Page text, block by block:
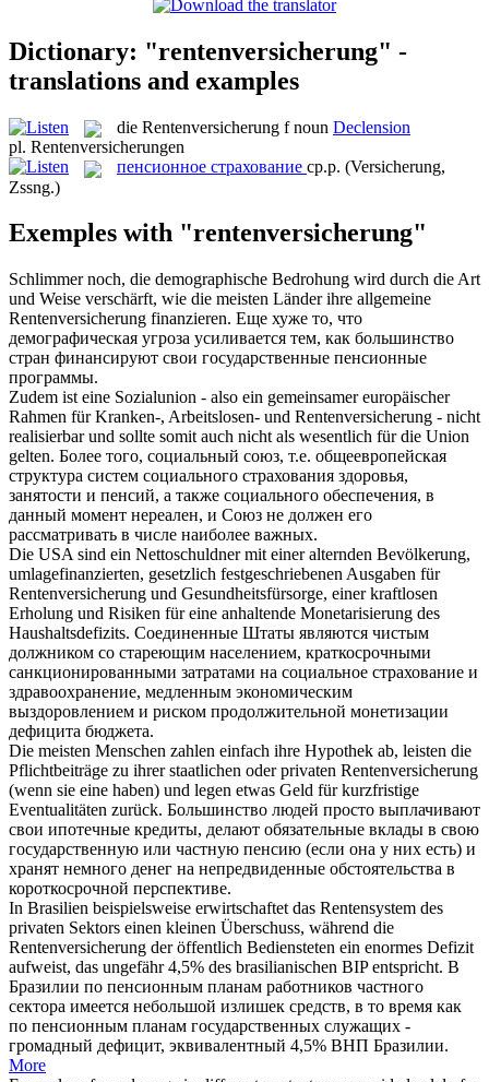
Dictionary: "rentenversicherung" -
translations and examples
die Rentenversicherung f noun Declension
pl. Rentenversicherungen
пенсионное страхование ср.р. (Versicherung,
Zssng.)
Exemples with "rentenversicherung"
Schlimmer noch, die demographische Bedrohung wird durch die Art
und Weise verschärft, wie die meisten Länder ihre allgemeine
Rentenversicherung finanzieren. Еще хуже то, что
демографическая угроза усиливается тем, как большинство
стран финансируют свои государственные пенсионные
программы.
Zudem ist eine Sozialunion - also ein gemeinsamer europäischer
Rahmen für Kranken-, Arbeitslosen- und Rentenversicherung - nicht
realisierbar und sollte somit auch nicht als wesentlich für die Union
gelten. Более того, социальный союз, т.е. общеевропейская
структура систем социального страхования здоровья,
занятости и пенсий, а также социального обеспечения, в
данный момент нереален, и Союз не должен его
рассматривать в числе наиболее важных.
Die USA sind ein Nettoschuldner mit einer alternden Bevölkerung,
umlagefinanzierten, gesetzlich festgeschriebenen Ausgaben für
Rentenversicherung und Gesundheitsfürsorge, einer kraftlosen
Erholung und Risiken für eine anhaltende Monetarisierung des
Haushaltsdefizits. Соединенные Штаты являются чистым
должником со стареющим населением, краткосрочными
санкционированными затратами на социальное страхование и
здравоохранение, медленным экономическим
выздоровлением и риском продолжительной монетизации
дефицита бюджета.
Die meisten Menschen zahlen einfach ihre Hypothek ab, leisten die
Pflichtbeiträge zu ihrer staatlichen oder privaten Rentenversicherung
(wenn sie eine haben) und legen etwas Geld für kurzfristige
Eventualitäten zurück. Большинство людей просто выплачивают
свои ипотечные кредиты, делают обязательные вклады в свою
государственную или частную пенсию (если она у них есть) и
хранят немного денег на непредвиденные обстоятельства в
короткосрочной перспективе.
In Brasilien beispielsweise erwirtschaftet das Rentensystem des
privaten Sektors einen kleinen Überschuss, während die
Rentenversicherung der öffentlich Bediensteten ein enormes Defizit
aufweist, das ungefähr 4,5% des brasilianischen BIP entspricht. В
Бразилии по пенсионным планам работников частного
сектора имеется небольшой излишек средств, в то время как
по пенсионным планам государственных служащих -
громадный дефицит, эквивалентный 4,5% ВНП Бразилии.
More